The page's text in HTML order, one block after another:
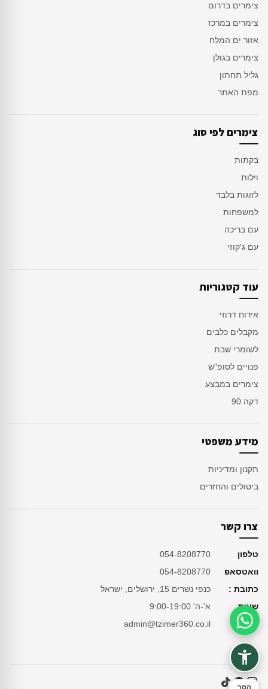
צימרים בדרום
צימרים במרכז
אזור ים המלח
צימרים בגולן
גליל תחתון
מפת האתר
צימרים לפי סוג
בקתות
וילות
לזוגות בלבד
למשפחות
עם בריכה
עם ג'קוזי
עוד קטגוריות
אירוח דרוזי
מקבלים כלבים
לשומרי שבת
פנויים לסופ"ש
צימרים במבצע
דקה 90
מידע משפטי
תקנון ומדיניות
ביטולים והחזרים
צרו קשר
טלפון
054-8208770
וואטסאפ
054-8208770
כתובת :
כנפי נשרים 15, ירושלים, ישראל
שעות
א'-ה' 9:00-19:00
מייל
admin@tzimer360.co.ilסיוע בהזמנה
הסר